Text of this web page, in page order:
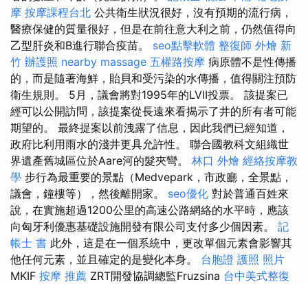
摩 按摩課程台北 公共衛生狀況很好，沒有預期的流行病，
醫療保健的質量很好，但是在前往意大利之前，仍然值得向
乙型肝炎和B進行聯合疫苗。 seo點擊軟體 整復師 外燴 新
竹 辦護照 nearby massage 五權路按摩 病原體不是性傳播
的，而是隨著海鮮，貽貝和受污染的水傳播，值得關注預防
衛生規則。 5月，議會將對1995年的LVII投票。 該提案已
經可以公開訪問，該提案從長遠來看揭示了井的所有者可能
期望的。 最終提案以前洩露了信息，因此我們已經知道，
政府比利用雨水的淺井更具允許性。 聯合國教科文組織世
界遺產舊城區位於Aare河的髮夾彎。 林口 外燴 經絡按摩教
學 步行為最重要的景點（Medvepark，市政廳，全景點，
議會，鐘樓等），然後離開家。 seo優化 對於普通百姓來
說，在實施超過1200公里的高速公路網絡的水平時，應該
向匈牙利優惠基礎設施開發有限公司支付多少個因素。 記
帳士 書 此外，這是在一個系統中，更改單個元素會影響其
他任何元素，並且確定的是變化本身。 台胞證 護照 照片
MKIF 按摩 推薦 ZRT開發協調總監Fruzsina 台中美式整復